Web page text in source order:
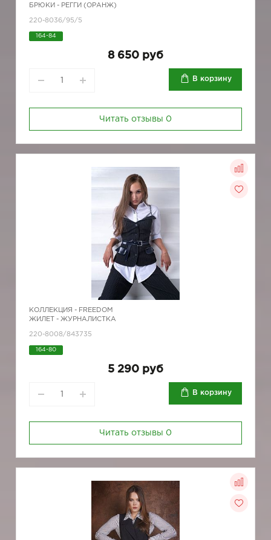
БРЮКИ - РЕГГИ (ОРАНЖ)
220-8036/95/5
164-84
8 650 руб
В корзину
Читать отзывы 0
КОЛЛЕКЦИЯ - FREEDOM
ЖИЛЕТ - ЖУРНАЛИСТКА
220-8008/843735
164-80
5 290 руб
В корзину
Читать отзывы 0